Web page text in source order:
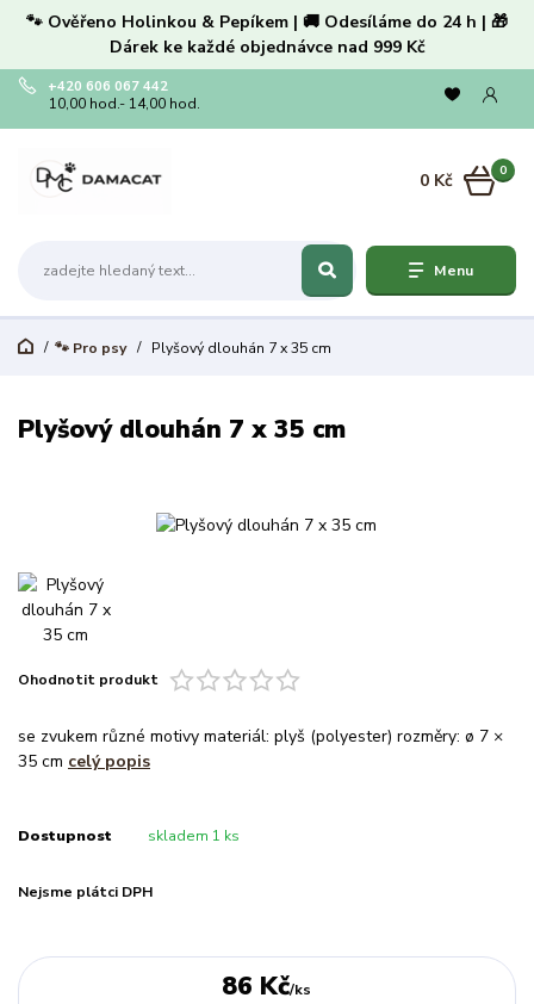
🐾 Ověřeno Holinkou & Pepíkem | 🚚 Odesíláme do 24 h | 🎁
Dárek ke každé objednávce nad 999 Kč
Menu
+420 606 067 442
10,00 hod.- 14,00 hod.
0
0 Kč
🐾 Pro psy Plyšový dlouhán 7 x 35 cm
Plyšový dlouhán 7 x 35 cm
Ohodnotit produkt
se zvukem různé motivy materiál: plyš (polyester) rozměry: ø 7 ×
35 cm celý popis
Dostupnost skladem 1 ks
Nejsme plátci DPH
86 Kč/ks